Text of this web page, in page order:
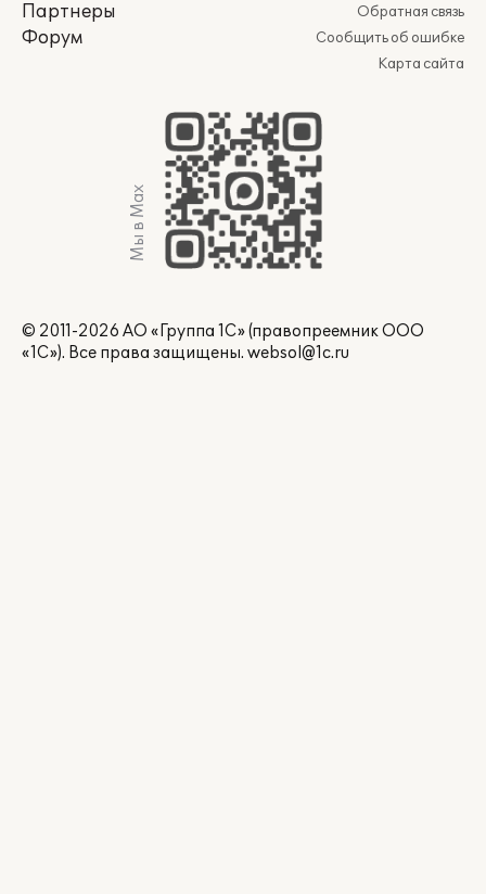
Партнеры
Форум
Обратная связь
Сообщить об ошибке
Карта сайта
Мы в Max
© 2011-2026 АО «Группа 1С» (правопреемник ООО
«1С»). Все права защищены. websol@1c.ru